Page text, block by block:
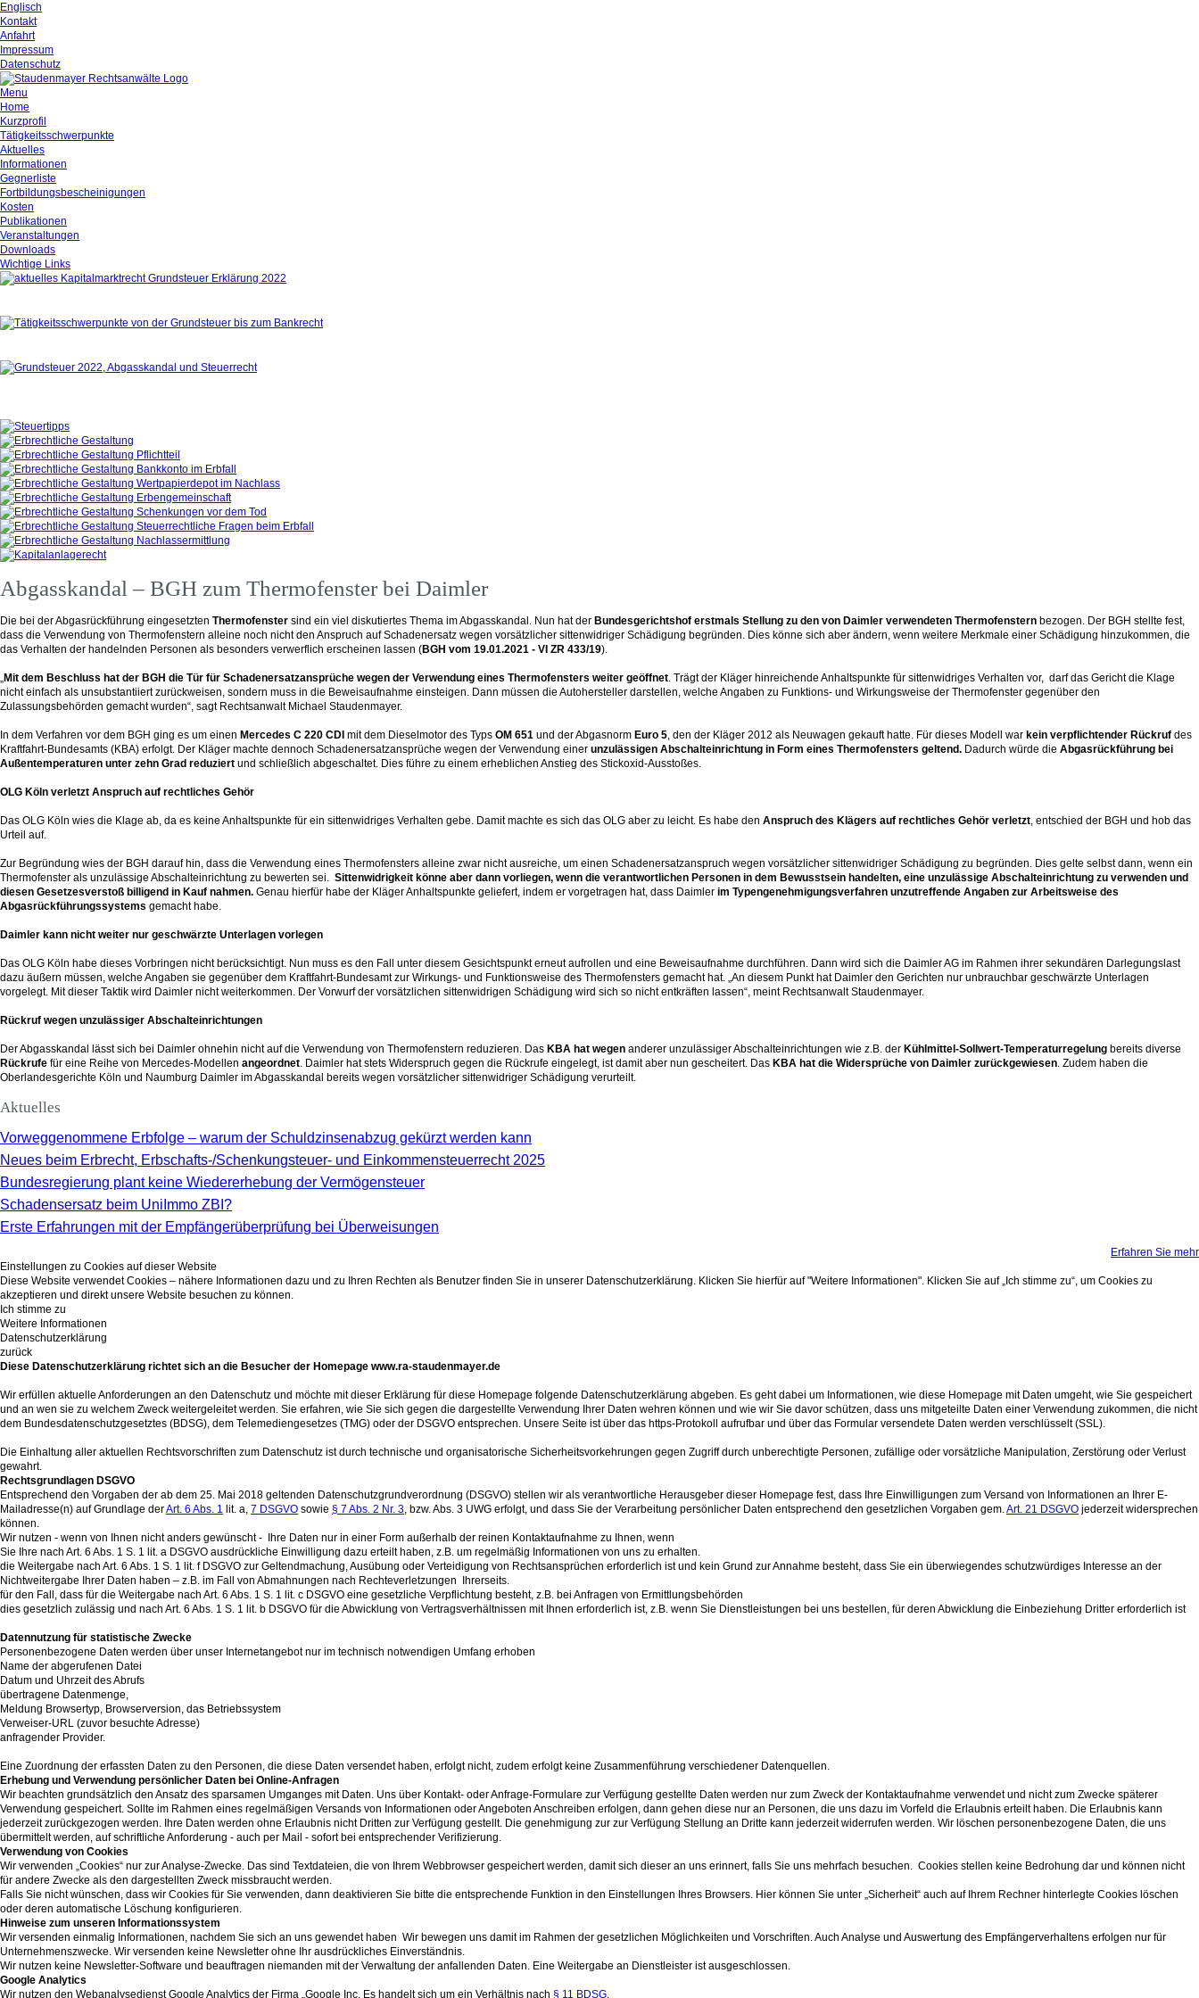
Englisch
Kontakt
Anfahrt
Impressum
Datenschutz
Menu
Home
Kurzprofil
Tätigkeitsschwerpunkte
Aktuelles
Informationen
Gegnerliste
Fortbildungsbescheinigungen
Kosten
Publikationen
Veranstaltungen
Downloads
Wichtige Links
Abgasskandal – BGH zum Thermofenster bei Daimler
Die bei der Abgasrückführung eingesetzten Thermofenster sind ein viel diskutiertes Thema im Abgasskandal. Nun hat der Bundesgerichtshof erstmals Stellung zu den von Daimler verwendeten Thermofenstern bezogen. Der BGH stellte fest,
dass die Verwendung von Thermofenstern alleine noch nicht den Anspruch auf Schadenersatz wegen vorsätzlicher sittenwidriger Schädigung begründen. Dies könne sich aber ändern, wenn weitere Merkmale einer Schädigung hinzukommen, die
das Verhalten der handelnden Personen als besonders verwerflich erscheinen lassen (BGH vom 19.01.2021 - VI ZR 433/19).
„Mit dem Beschluss hat der BGH die Tür für Schadenersatzansprüche wegen der Verwendung eines Thermofensters weiter geöffnet. Trägt der Kläger hinreichende Anhaltspunkte für sittenwidriges Verhalten vor, darf das Gericht die Klage
nicht einfach als unsubstantiiert zurückweisen, sondern muss in die Beweisaufnahme einsteigen. Dann müssen die Autohersteller darstellen, welche Angaben zu Funktions- und Wirkungsweise der Thermofenster gegenüber den
Zulassungsbehörden gemacht wurden“, sagt Rechtsanwalt Michael Staudenmayer.
In dem Verfahren vor dem BGH ging es um einen Mercedes C 220 CDI mit dem Dieselmotor des Typs OM 651 und der Abgasnorm Euro 5, den der Kläger 2012 als Neuwagen gekauft hatte. Für dieses Modell war kein verpflichtender Rückruf des
Kraftfahrt-Bundesamts (KBA) erfolgt. Der Kläger machte dennoch Schadenersatzansprüche wegen der Verwendung einer unzulässigen Abschalteinrichtung in Form eines Thermofensters geltend. Dadurch würde die Abgasrückführung bei
Außentemperaturen unter zehn Grad reduziert und schließlich abgeschaltet. Dies führe zu einem erheblichen Anstieg des Stickoxid-Ausstoßes.
OLG Köln verletzt Anspruch auf rechtliches Gehör
Das OLG Köln wies die Klage ab, da es keine Anhaltspunkte für ein sittenwidriges Verhalten gebe. Damit machte es sich das OLG aber zu leicht. Es habe den Anspruch des Klägers auf rechtliches Gehör verletzt, entschied der BGH und hob das
Urteil auf.
Zur Begründung wies der BGH darauf hin, dass die Verwendung eines Thermofensters alleine zwar nicht ausreiche, um einen Schadenersatzanspruch wegen vorsätzlicher sittenwidriger Schädigung zu begründen. Dies gelte selbst dann, wenn ein
Thermofenster als unzulässige Abschalteinrichtung zu bewerten sei. Sittenwidrigkeit könne aber dann vorliegen, wenn die verantwortlichen Personen in dem Bewusstsein handelten, eine unzulässige Abschalteinrichtung zu verwenden und
diesen Gesetzesverstoß billigend in Kauf nahmen. Genau hierfür habe der Kläger Anhaltspunkte geliefert, indem er vorgetragen hat, dass Daimler im Typengenehmigungsverfahren unzutreffende Angaben zur Arbeitsweise des
Abgasrückführungssystems gemacht habe.
Daimler kann nicht weiter nur geschwärzte Unterlagen vorlegen
Das OLG Köln habe dieses Vorbringen nicht berücksichtigt. Nun muss es den Fall unter diesem Gesichtspunkt erneut aufrollen und eine Beweisaufnahme durchführen. Dann wird sich die Daimler AG im Rahmen ihrer sekundären Darlegungslast
dazu äußern müssen, welche Angaben sie gegenüber dem Kraftfahrt-Bundesamt zur Wirkungs- und Funktionsweise des Thermofensters gemacht hat. „An diesem Punkt hat Daimler den Gerichten nur unbrauchbar geschwärzte Unterlagen
vorgelegt. Mit dieser Taktik wird Daimler nicht weiterkommen. Der Vorwurf der vorsätzlichen sittenwidrigen Schädigung wird sich so nicht entkräften lassen“, meint Rechtsanwalt Staudenmayer.
Rückruf wegen unzulässiger Abschalteinrichtungen
Der Abgasskandal lässt sich bei Daimler ohnehin nicht auf die Verwendung von Thermofenstern reduzieren. Das KBA hat wegen anderer unzulässiger Abschalteinrichtungen wie z.B. der Kühlmittel-Sollwert-Temperaturregelung bereits diverse
Rückrufe für eine Reihe von Mercedes-Modellen angeordnet. Daimler hat stets Widerspruch gegen die Rückrufe eingelegt, ist damit aber nun gescheitert. Das KBA hat die Widersprüche von Daimler zurückgewiesen. Zudem haben die
Oberlandesgerichte Köln und Naumburg Daimler im Abgasskandal bereits wegen vorsätzlicher sittenwidriger Schädigung verurteilt.
Aktuelles
Vorweggenommene Erbfolge – warum der Schuldzinsenabzug gekürzt werden kann
Neues beim Erbrecht, Erbschafts-/Schenkungsteuer- und Einkommensteuerrecht 2025
Bundesregierung plant keine Wiedererhebung der Vermögensteuer
Schadensersatz beim UniImmo ZBI?
Erste Erfahrungen mit der Empfängerüberprüfung bei Überweisungen
Erfahren Sie mehr
Einstellungen zu Cookies auf dieser Website
Diese Website verwendet Cookies – nähere Informationen dazu und zu Ihren Rechten als Benutzer finden Sie in unserer Datenschutzerklärung. Klicken Sie hierfür auf "Weitere Informationen". Klicken Sie auf „Ich stimme zu“, um Cookies zu
akzeptieren und direkt unsere Website besuchen zu können.
Ich stimme zu
Weitere Informationen
Datenschutzerklärung
zurück
Diese Datenschutzerklärung richtet sich an die Besucher der Homepage www.ra-staudenmayer.de
Wir erfüllen aktuelle Anforderungen an den Datenschutz und möchte mit dieser Erklärung für diese Homepage folgende Datenschutzerklärung abgeben. Es geht dabei um Informationen, wie diese Homepage mit Daten umgeht, wie Sie gespeichert
und an wen sie zu welchem Zweck weitergeleitet werden. Sie erfahren, wie Sie sich gegen die dargestellte Verwendung Ihrer Daten wehren können und wie wir Sie davor schützen, dass uns mitgeteilte Daten einer Verwendung zukommen, die nicht
dem Bundesdatenschutzgesetztes (BDSG), dem Telemediengesetzes (TMG) oder der DSGVO entsprechen. Unsere Seite ist über das https-Protokoll aufrufbar und über das Formular versendete Daten werden verschlüsselt (SSL).
Die Einhaltung aller aktuellen Rechtsvorschriften zum Datenschutz ist durch technische und organisatorische Sicherheitsvorkehrungen gegen Zugriff durch unberechtigte Personen, zufällige oder vorsätzliche Manipulation, Zerstörung oder Verlust
gewahrt.
Rechtsgrundlagen DSGVO
Entsprechend den Vorgaben der ab dem 25. Mai 2018 geltenden Datenschutzgrundverordnung (DSGVO) stellen wir als verantwortliche Herausgeber dieser Homepage fest, dass Ihre Einwilligungen zum Versand von Informationen an Ihrer E-
Mailadresse(n) auf Grundlage derArt. 6 Abs. 1 lit. a, 7 DSGVO sowie § 7 Abs. 2 Nr. 3, bzw. Abs. 3 UWG erfolgt, und dass Sie der Verarbeitung persönlicher Daten entsprechend den gesetzlichen Vorgaben gem.Art. 21 DSGVO jederzeit widersprechen
können.
Wir nutzen - wenn von Ihnen nicht anders gewünscht - Ihre Daten nur in einer Form außerhalb der reinen Kontaktaufnahme zu Ihnen, wenn
Sie Ihre nach Art. 6 Abs. 1 S. 1 lit. a DSGVO ausdrückliche Einwilligung dazu erteilt haben, z.B. um regelmäßig Informationen von uns zu erhalten.
die Weitergabe nach Art. 6 Abs. 1 S. 1 lit. f DSGVO zur Geltendmachung, Ausübung oder Verteidigung von Rechtsansprüchen erforderlich ist und kein Grund zur Annahme besteht, dass Sie ein überwiegendes schutzwürdiges Interesse an der
Nichtweitergabe Ihrer Daten haben – z.B. im Fall von Abmahnungen nach Rechteverletzungen Ihrerseits.
für den Fall, dass für die Weitergabe nach Art. 6 Abs. 1 S. 1 lit. c DSGVO eine gesetzliche Verpflichtung besteht, z.B. bei Anfragen von Ermittlungsbehörden
dies gesetzlich zulässig und nach Art. 6 Abs. 1 S. 1 lit. b DSGVO für die Abwicklung von Vertragsverhältnissen mit Ihnen erforderlich ist, z.B. wenn Sie Dienstleistungen bei uns bestellen, für deren Abwicklung die Einbeziehung Dritter erforderlich ist
Datennutzung für statistische Zwecke
Personenbezogene Daten werden über unser Internetangebot nur im technisch notwendigen Umfang erhoben
Name der abgerufenen Datei
Datum und Uhrzeit des Abrufs
übertragene Datenmenge,
Meldung Browsertyp, Browserversion, das Betriebssystem
Verweiser-URL (zuvor besuchte Adresse)
anfragender Provider.
Eine Zuordnung der erfassten Daten zu den Personen, die diese Daten versendet haben, erfolgt nicht, zudem erfolgt keine Zusammenführung verschiedener Datenquellen.
Erhebung und Verwendung persönlicher Daten bei Online-Anfragen
Wir beachten grundsätzlich den Ansatz des sparsamen Umganges mit Daten. Uns über Kontakt- oder Anfrage-Formulare zur Verfügung gestellte Daten werden nur zum Zweck der Kontaktaufnahme verwendet und nicht zum Zwecke späterer
Verwendung gespeichert. Sollte im Rahmen eines regelmäßigen Versands von Informationen oder Angeboten Anschreiben erfolgen, dann gehen diese nur an Personen, die uns dazu im Vorfeld die Erlaubnis erteilt haben. Die Erlaubnis kann
jederzeit zurückgezogen werden. Ihre Daten werden ohne Erlaubnis nicht Dritten zur Verfügung gestellt. Die genehmigung zur zur Verfügung Stellung an Dritte kann jederzeit widerrufen werden. Wir löschen personenbezogene Daten, die uns
übermittelt werden, auf schriftliche Anforderung - auch per Mail - sofort bei entsprechender Verifizierung.
Verwendung von Cookies
Wir verwenden „Cookies“ nur zur Analyse-Zwecke. Das sind Textdateien, die von Ihrem Webbrowser gespeichert werden, damit sich dieser an uns erinnert, falls Sie uns mehrfach besuchen. Cookies stellen keine Bedrohung dar und können nicht
für andere Zwecke als den dargestellten Zweck missbraucht werden.
Falls Sie nicht wünschen, dass wir Cookies für Sie verwenden, dann deaktivieren Sie bitte die entsprechende Funktion in den Einstellungen Ihres Browsers. Hier können Sie unter „Sicherheit“ auch auf Ihrem Rechner hinterlegte Cookies löschen
oder deren automatische Löschung konfigurieren.
Hinweise zum unseren Informationssystem
Wir versenden einmalig Informationen, nachdem Sie sich an uns gewendet haben Wir bewegen uns damit im Rahmen der gesetzlichen Möglichkeiten und Vorschriften. Auch Analyse und Auswertung des Empfängerverhaltens erfolgen nur für
Unternehmenszwecke. Wir versenden keine Newsletter ohne Ihr ausdrückliches Einverständnis.
Wir nutzen keine Newsletter-Software und beauftragen niemanden mit der Verwaltung der anfallenden Daten. Eine Weitergabe an Dienstleister ist ausgeschlossen.
Google Analytics
Wir nutzen den Webanalysedienst Google Analytics der Firma „Google Inc. Es handelt sich um ein Verhältnis nach § 11 BDSG.